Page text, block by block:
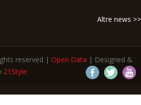
Altre news >>
reserved | Open Data | Designed &
21Style